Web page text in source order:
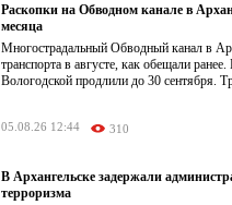
Раскопки на Обводном канале в
месяца
Многострадальный Обводный канал в
транспорта в августе, как обещали
Вологодской продлили до 30 сентября.
05.08.26 12:44 310
В Архангельске задержали
терроризма